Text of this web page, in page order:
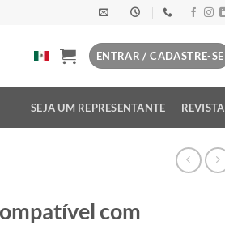
ENTRAR / CADASTRE-SE
SEJA UM REPRESENTANTE REVISTA
com